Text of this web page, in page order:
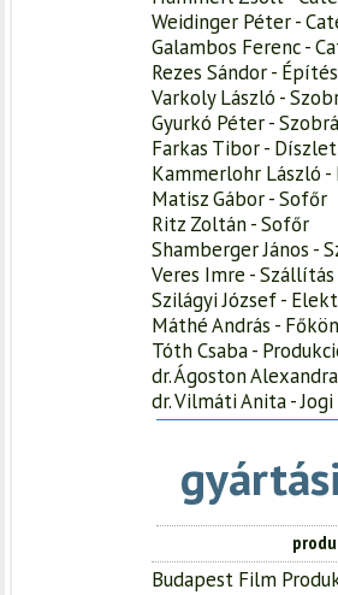
Weidinger Péter -
Galambos Ferenc -
Rezes Sándor -
Varkoly László -
Gyurkó Péter -
Farkas Tibor -
Kammerlohr László
Matisz Gábor - Sofőr
Ritz Zoltán - Sofőr
Shamberger János -
Veres Imre - Szállítás
Szilágyi József -
Máthé András -
Tóth Csaba -
dr. Ágoston
dr. Vilmáti Anita -
Budapest Film